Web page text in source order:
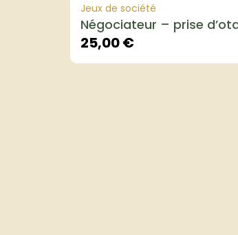
Jeux de société
Négociateur – prise
25,00€